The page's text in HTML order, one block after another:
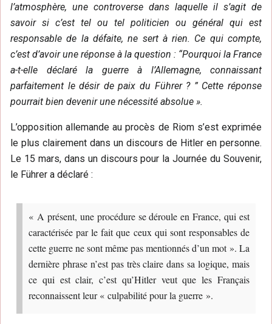
l’atmosphère, une controverse dans laquelle il s’agit de
savoir si c’est tel ou tel politicien ou général qui est
responsable de la défaite, ne sert à rien. Ce qui compte,
c’est d’avoir une réponse à la question : “Pourquoi la France
a-t-elle déclaré la guerre à l’Allemagne, connaissant
parfaitement le désir de paix du Führer ? ” Cette réponse
pourrait bien devenir une nécessité absolue ».
L’opposition allemande au procès de Riom s’est exprimée
le plus clairement dans un discours de Hitler en personne.
Le 15 mars, dans un discours pour la Journée du Souvenir,
le Führer a déclaré :
« A présent, une procédure se déroule en France, qui est
caractérisée par le fait que ceux qui sont responsables de
cette guerre ne sont même pas mentionnés d’un mot ». La
dernière phrase n’est pas très claire dans sa logique, mais
ce qui est clair, c’est qu’Hitler veut que les Français
reconnaissent leur « culpabilité pour la guerre ».